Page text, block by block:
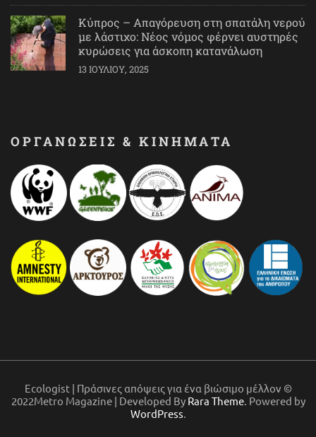
Κύπρος – Απαγόρευση στη σπατάλη νερού
με λάστιχο: Νέος νόμος φέρνει αυστηρές
κυρώσεις για άσκοπη κατανάλωση
13 ΙΟΥΛΊΟΥ, 2025
ΟΡΓΑΝΩΣΕΙΣ & ΚΙΝΗΜΑΤΑ
Ecologist | Πράσινες απόψεις για ένα βιώσιμο μέλλον ©
2022Metro Magazine | Developed By Rara Theme. Powered by
WordPress